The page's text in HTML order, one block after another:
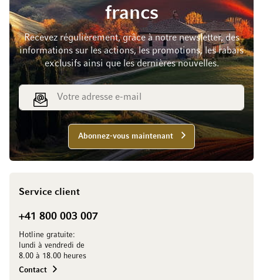
francs
Recevez régulièrement, grâce à notre newsletter, des
informations sur les actions, les promotions, les rabais
exclusifs ainsi que les dernières nouvelles.
Adresse e-mail
Abonnez-vous maintenant
Service client
+41 800 003 007
Hotline gratuite:
lundi à vendredi de
8.00 à 18.00 heures
Contact